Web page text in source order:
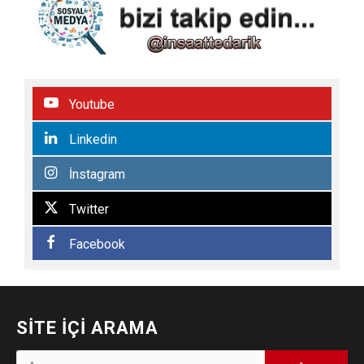
Youtube
Linkedin
İnstagram
Twitter
Facebook
SITE İÇI ARAMA
Arama: